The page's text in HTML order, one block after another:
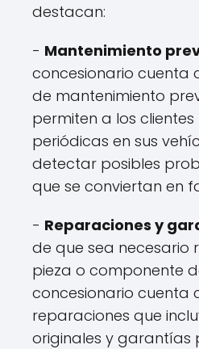
destacan:
- Mantenimiento
concesionario cuenta
de mantenimiento
permiten a los clientes
periódicas en sus
detectar posibles
que se conviertan en
- Reparaciones y
de que sea necesario
pieza o componente
concesionario cuenta
reparaciones que
originales y garantías